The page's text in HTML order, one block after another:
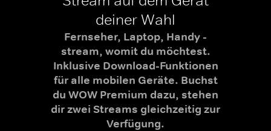
deiner Wahl
Fernseher, Laptop, Handy -
stream, womit du möchtest.
Inklusive Download-Funktionen
für alle mobilen Geräte. Buchst
du WOW Premium dazu, stehen
dir zwei Streams gleichzeitig zur
Verfügung.